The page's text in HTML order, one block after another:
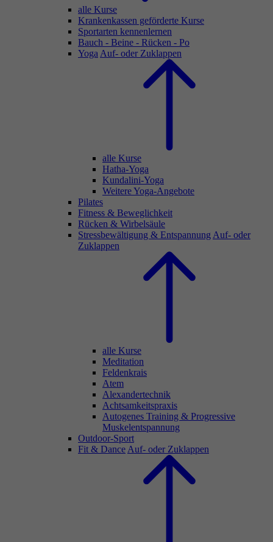
alle Kurse
Krankenkassen geförderte Kurse
Sportarten kennenlernen
Bauch - Beine - Rücken - Po
Yoga Auf- oder Zuklappen
alle Kurse
Hatha-Yoga
Kundalini-Yoga
Weitere Yoga-Angebote
Pilates
Fitness & Beweglichkeit
Rücken & Wirbelsäule
Stressbewältigung & Entspannung Auf- oder
Zuklappen
alle Kurse
Meditation
Feldenkrais
Atem
Alexandertechnik
Achtsamkeitspraxis
Autogenes Training & Progressive
Muskelentspannung
Outdoor-Sport
Fit & Dance Auf- oder Zuklappen